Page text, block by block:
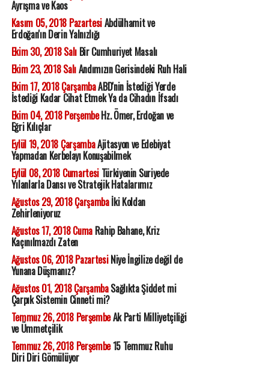
Ayrışma ve Kaos
Kasım 05, 2018 PazartesiAbdülhamit ve
Erdoğan'ın Derin Yalnızlığı
Ekim 30, 2018 SalıBir Cumhuriyet Masalı
Ekim 23, 2018 SalıAndımızın Gerisindeki Ruh Hali
Ekim 17, 2018 ÇarşambaABD'nin İstediği Yerde
İstediği Kadar Cihat Etmek Ya da Cihadın İfsadı
Ekim 04, 2018 PerşembeHz. Ömer, Erdoğan ve
Eğri Kılıçlar
Eylül 19, 2018 ÇarşambaAjitasyon ve Edebiyat
Yapmadan Kerbelayı Konuşabilmek
Eylül 08, 2018 CumartesiTürkiyenin Suriyede
Yılanlarla Dansı ve Stratejik Hatalarımız
Ağustos 29, 2018 Çarşambaİki Koldan
Zehirleniyoruz
Ağustos 17, 2018 CumaRahip Bahane, Kriz
Kaçınılmazdı Zaten
Ağustos 06, 2018 PazartesiNiye İngilize değil de
Yunana Düşmanız?
Ağustos 01, 2018 ÇarşambaSağlıkta Şiddet mi
Çarpık Sistemin Cinneti mi?
Temmuz 26, 2018 PerşembeAk Parti Milliyetçiliği
ve Ümmetçilik
Temmuz 26, 2018 Perşembe15 Temmuz Ruhu
Diri Diri Gömülüyor